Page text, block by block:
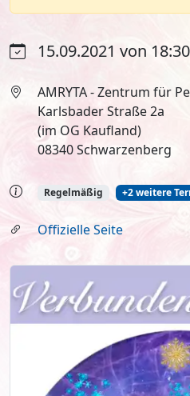
15.09.2021 von
AMRYTA - Zentrum für
Karlsbader Straße 2a
(im OG Kaufland)
08340 Schwarzenberg
Regelmäßig +2 weitere
Offizielle Seite